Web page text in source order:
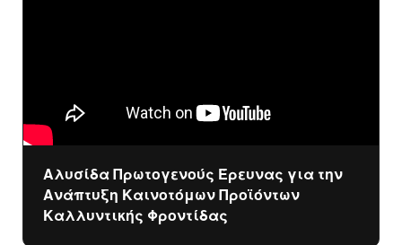
Aλυσίδα Πρωτογενούς Έρευνας για την
Ανάπτυξη Καινοτόμων Προϊόντων
Καλλυντικής Φροντίδας